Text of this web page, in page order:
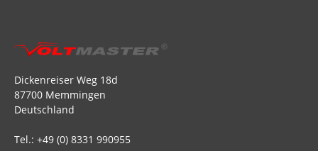
Dickenreiser Weg 18d
87700 Memmingen
Deutschland
Tel.: +49 (0) 8331 990955